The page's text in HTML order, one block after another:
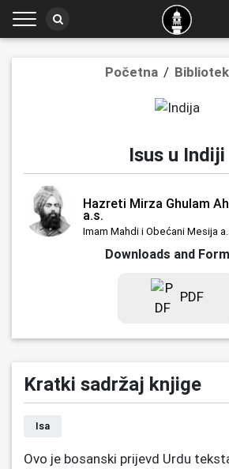
Početna /
Isus u Indiji
Hazreti Mirza Ghulam
a.s.
Imam Mahdi i Obećani Mesija
Downloads and
PDF
Kratki sadržaj knjige
Isa
Ovo je bosanski prijevd Urdu